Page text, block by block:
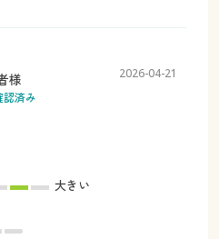
様
認済み
2026-04-21
大きい